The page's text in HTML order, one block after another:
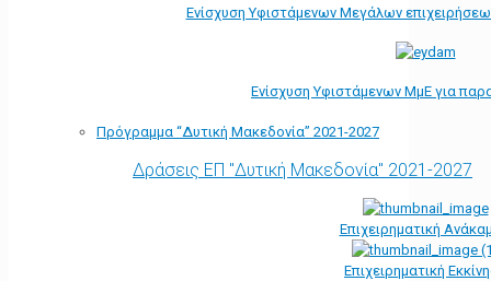
Ενίσχυση Υφιστάμενων Μεγάλων
Ενίσχυση Υφιστάμενων ΜμΕ για
Πρόγραμμα “Δυτική Μακεδονία” 2021-2027
Δράσεις ΕΠ "Δυτική Μακεδονία" 2021-2027
Επιχειρηματική
Επιχειρηματική